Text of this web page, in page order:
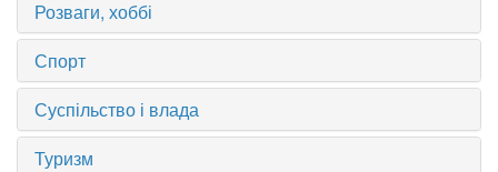
Розваги, хоббі
Спорт
Суспільство і влада
Туризм